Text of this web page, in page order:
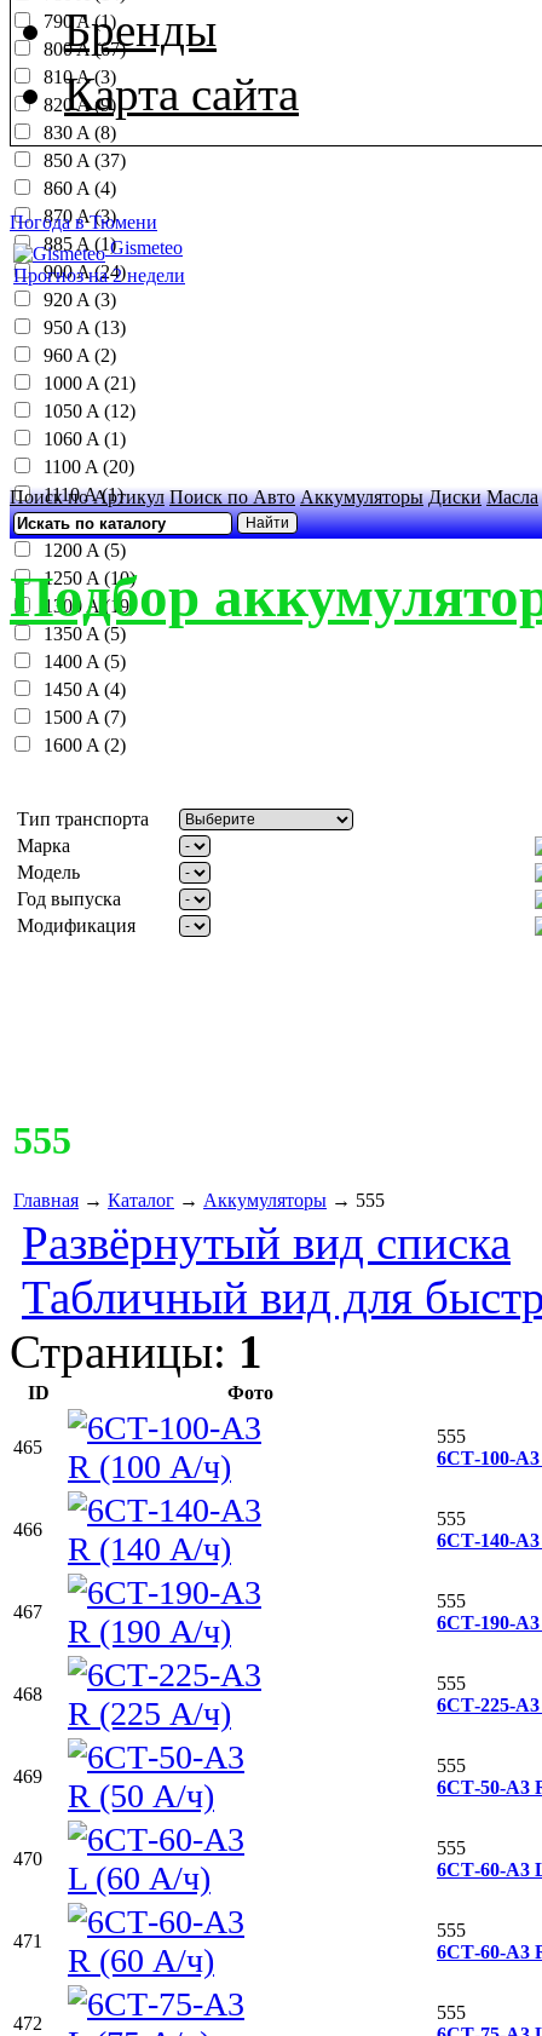
790 A (1)
800 A (67)
810 A (3)
820 A (9)
830 A (8)
850 A (37)
860 A (4)
870 A (3)
885 A (1)
900 A (24)
920 A (3)
950 A (13)
960 A (2)
1000 A (21)
1050 A (12)
1060 A (1)
1100 A (20)
1110 A (1)
1150 A (16)
1200 A (5)
1250 A (10)
1300 A (19)
1350 A (5)
1400 A (5)
1450 A (4)
1500 A (7)
1600 A (2)
Бренды
Карта сайта
Погода в Тюмени
Gismeteo
Прогноз на 2 недели
Поиск по Артикул Поиск по Авто Аккумуляторы Диски Масла
Подбор
Тип транспорта
Марка
Модель
Год выпуска
Модификация
555
Главная → Каталог → Аккумуляторы → 555
Развёрнутый вид списка
Табличный вид для
Страницы: 1
ID Фото
465
555
6СТ-100-
466
555
6СТ-140-
467
555
6СТ-190-
468
555
6СТ-225-
469
555
6СТ-50-А3
470
555
6СТ-60-А3
471
555
6СТ-60-А3
472
555